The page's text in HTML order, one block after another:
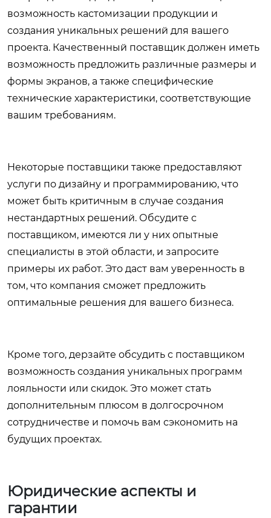
возможность кастомизации продукции и
создания уникальных решений для вашего
проекта. Качественный поставщик должен иметь
возможность предложить различные размеры и
формы экранов, а также специфические
технические характеристики, соответствующие
вашим требованиям.
Некоторые поставщики также предоставляют
услуги по дизайну и программированию, что
может быть критичным в случае создания
нестандартных решений. Обсудите с
поставщиком, имеются ли у них опытные
специалисты в этой области, и запросите
примеры их работ. Это даст вам уверенность в
том, что компания сможет предложить
оптимальные решения для вашего бизнеса.
Кроме того, дерзайте обсудить с поставщиком
возможность создания уникальных программ
лояльности или скидок. Это может стать
дополнительным плюсом в долгосрочном
сотрудничестве и помочь вам сэкономить на
будущих проектах.
Юридические аспекты и
гарантии